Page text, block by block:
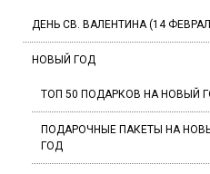
ДЕНЬ СВ. ВАЛЕНТИНА (14
НОВЫЙ ГОД
ТОП 50 ПОДАРКОВ НА НОВЫЙ
ПОДАРОЧНЫЕ ПАКЕТЫ НА
ГОД